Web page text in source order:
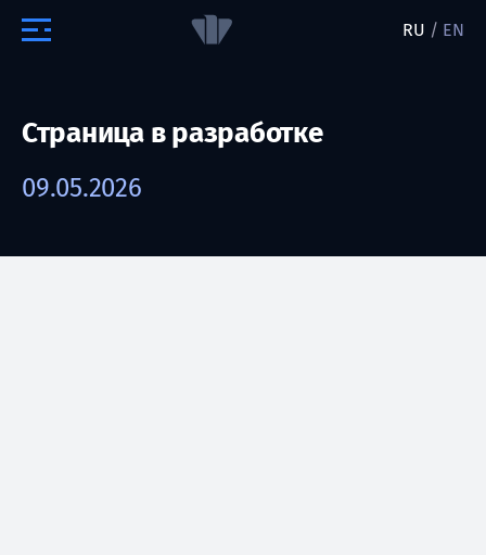
RU / EN
Страница в разработке
09.05.2026